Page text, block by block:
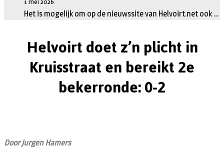
1 mei 2026
Het is mogelijk om op de nieuwssite van Helvoirt.net ook …
Helvoirt doet z’n plicht in
Kruisstraat en bereikt 2e
bekerronde: 0-2
Door Jurgen Hamers